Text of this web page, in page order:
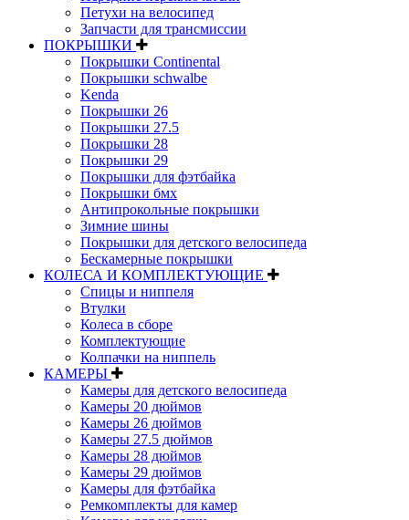
Петухи на велосипед
Запчасти для трансмиссии
ПОКРЫШКИ
Покрышки Continental
Покрышки schwalbe
Kenda
Покрышки 26
Покрышки 27.5
Покрышки 28
Покрышки 29
Покрышки для фэтбайка
Покрышки бмх
Антипрокольные покрышки
Зимние шины
Покрышки для детского велосипеда
Бескамерные покрышки
КОЛЕСА И КОМПЛЕКТУЮЩИЕ
Спицы и ниппеля
Втулки
Колеса в сборе
Комплектующие
Колпачки на ниппель
КАМЕРЫ
Камеры для детского велосипеда
Камеры 20 дюймов
Камеры 26 дюймов
Камеры 27.5 дюймов
Камеры 28 дюймов
Камеры 29 дюймов
Камеры для фэтбайка
Ремкомплекты для камер